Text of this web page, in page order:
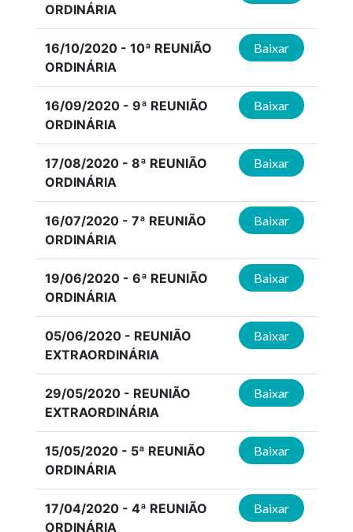
ORDINÁRIA
16/10/2020 - 10ª REUNIÃO
ORDINÁRIA
Baixar
16/09/2020 - 9ª REUNIÃO
ORDINÁRIA
Baixar
17/08/2020 - 8ª REUNIÃO
ORDINÁRIA
Baixar
16/07/2020 - 7ª REUNIÃO
ORDINÁRIA
Baixar
19/06/2020 - 6ª REUNIÃO
ORDINÁRIA
Baixar
05/06/2020 - REUNIÃO
EXTRAORDINÁRIA
Baixar
29/05/2020 - REUNIÃO
EXTRAORDINÁRIA
Baixar
15/05/2020 - 5ª REUNIÃO
ORDINÁRIA
Baixar
17/04/2020 - 4ª REUNIÃO
ORDINÁRIA
Baixar